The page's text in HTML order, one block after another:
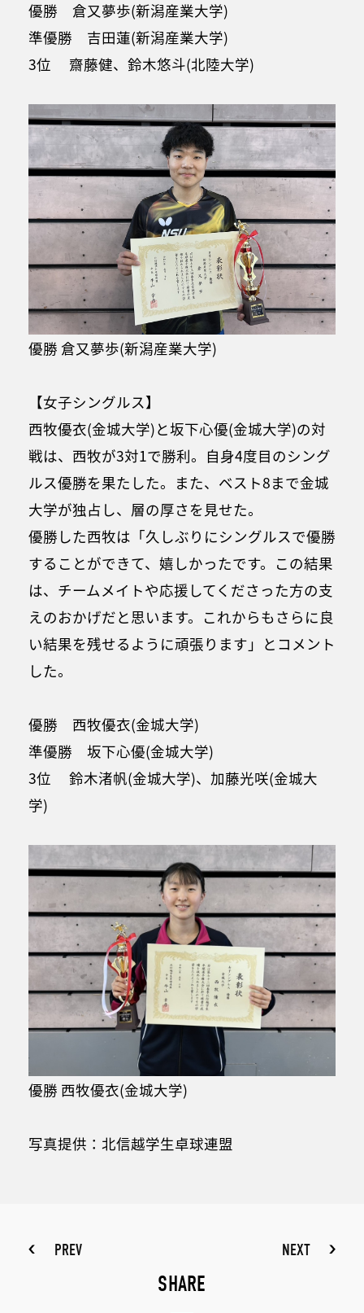
優勝 倉又夢歩(新潟産業大学)
準優勝 吉田蓮(新潟産業大学)
3位 齋藤健、鈴木悠斗(北陸大学)
優勝 倉又夢歩(新潟産業大学)
【女子シングルス】
西牧優衣(金城大学)と坂下心優(金城大学)の対
戦は、西牧が3対1で勝利。自身4度目のシング
ルス優勝を果たした。また、ベスト8まで金城
大学が独占し、層の厚さを見せた。
優勝した西牧は「久しぶりにシングルスで優勝
することができて、嬉しかったです。この結果
は、チームメイトや応援してくださった方の支
えのおかげだと思います。これからもさらに良
い結果を残せるように頑張ります」とコメント
した。
優勝 西牧優衣(金城大学)
準優勝 坂下心優(金城大学)
3位 鈴木渚帆(金城大学)、加藤光咲(金城大
学)
優勝 西牧優衣(金城大学)
写真提供：北信越学生卓球連盟
PREV NEXT
SHARE